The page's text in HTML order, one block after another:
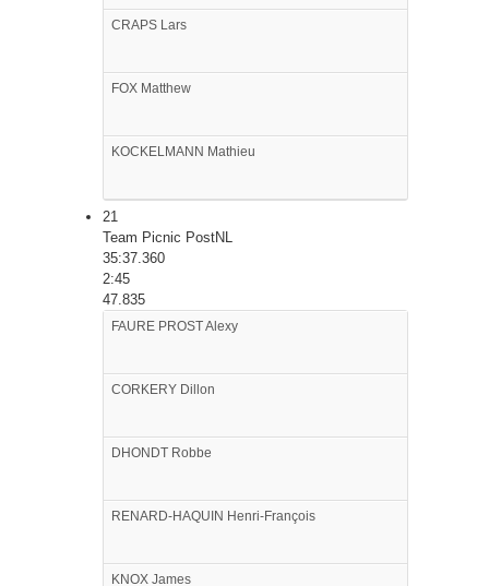
CRAPS Lars
FOX Matthew
KOCKELMANN Mathieu
21
Team Picnic PostNL
35:37.360
2:45
47.835
FAURE PROSTAlexy
CORKERY Dillon
DHONDT Robbe
RENARD-HAQUIN Henri-François
KNOX James